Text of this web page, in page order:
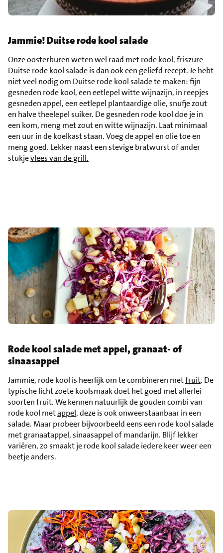
Jammie! Duitse rode kool salade
Onze oosterburen weten wel raad met rode kool, friszure
Duitse rode kool salade is dan ook een geliefd recept. Je hebt
niet veel nodig om Duitse rode kool salade te maken: fijn
gesneden rode kool, een eetlepel witte wijnazijn, in reepjes
gesneden appel, een eetlepel plantaardige olie, snufje zout
en halve theelepel suiker. De gesneden rode kool doe je in
een kom, meng met zout en witte wijnazijn. Laat minimaal
een uur in de koelkast staan. Voeg de appel en olie toe en
meng goed. Lekker naast een stevige bratwurst of ander
stukjevlees van de grill.
Rode kool salade met appel, granaat- of
sinaasappel
Jammie, rode kool is heerlijk om te combineren metfruit. De
typische licht zoete koolsmaak doet het goed met allerlei
soorten fruit. We kennen natuurlijk de gouden combi van
rode kool metappel, deze is ook onweerstaanbaar in een
salade. Maar probeer bijvoorbeeld eens een rode kool salade
met granaatappel, sinaasappel of mandarijn. Blijf lekker
variëren, zo smaakt je rode kool salade iedere keer weer een
beetje anders.